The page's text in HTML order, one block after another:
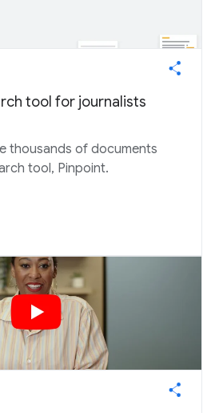
tool for journalists
thousands of documents
tool, Pinpoint.